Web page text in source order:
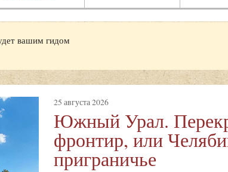
вашим гидом
25 августа 2026
Южный Урал.
фронтир, или
приграничье